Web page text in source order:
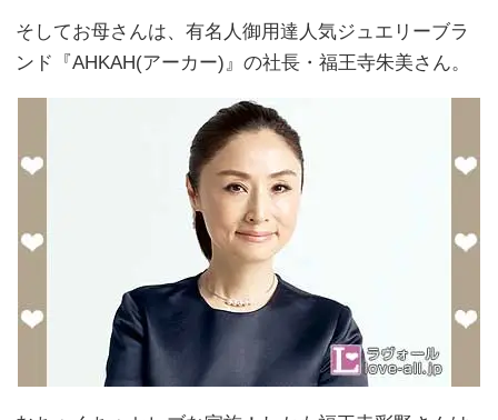
そしてお母さんは、有名人御用達人気ジュエリーブラ
ンド『AHKAH(アーカー)』の社長・福王寺朱美さん。